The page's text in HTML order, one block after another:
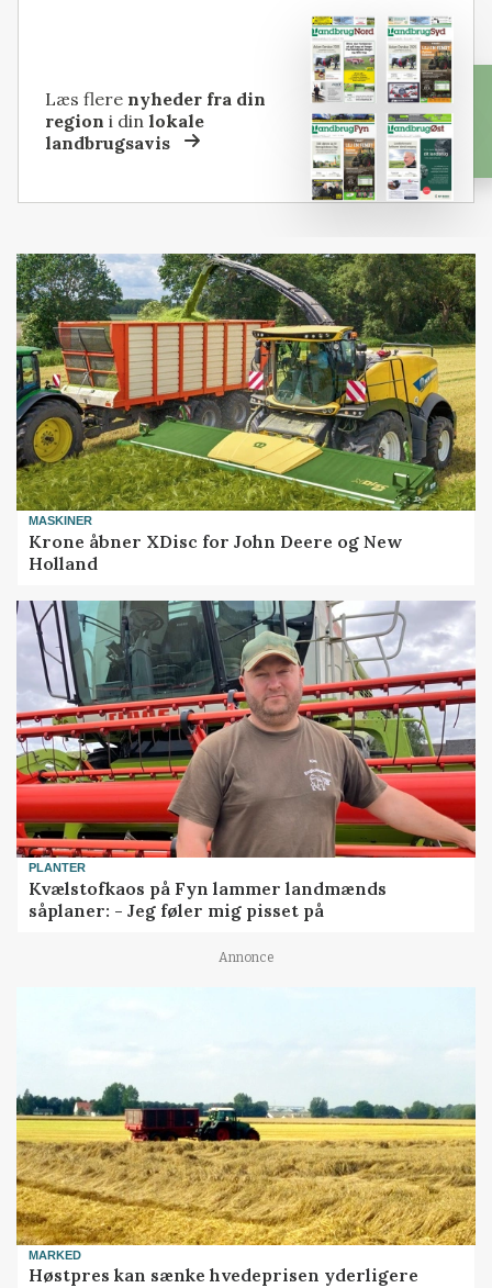
Læs flere nyheder fra din
region i dinlokale
landbrugsavis
MASKINER
Krone åbner XDisc for John Deere og New
Holland
PLANTER
Kvælstofkaos på Fyn lammer landmænds
såplaner: - Jeg føler mig pisset på
Annonce
MARKED
Høstpres kan sænke hvedeprisen yderligere